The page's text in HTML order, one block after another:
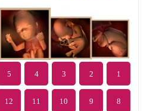
1
2
3
4
5
8
9
10
11
12